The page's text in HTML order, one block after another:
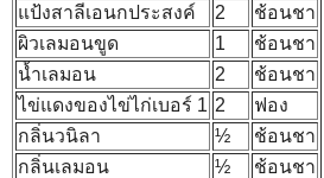
แป้งสาลีเอนกประสงค์
2
ช้อนชา
ผิวเลมอนขูด
1
ช้อนชา
น้ำเลมอน
2
ช้อนชา
ไข่แดงของไข่ไก่เบอร์ 1 2
ฟอง
กลิ่นวนิลา
½
ช้อนชา
กลิ่นเลมอน
½
ช้อนชา